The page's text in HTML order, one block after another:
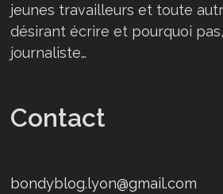
jeunes travailleurs et toute
désirant écrire et pourquoi
journaliste…
Contact
bondyblog.lyon@gmail.com